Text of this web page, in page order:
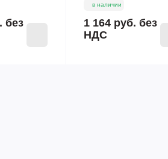
без
в наличии
1 164 руб. без
НДС